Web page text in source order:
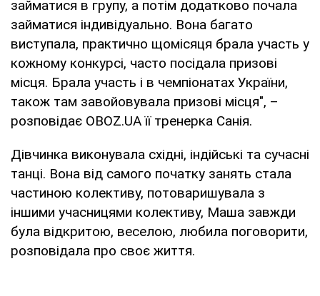
займатися в групу, а потім додатково почала
займатися індивідуально. Вона багато
виступала, практично щомісяця брала участь у
кожному конкурсі, часто посідала призові
місця. Брала участь і в чемпіонатах України,
також там завойовувала призові місця", –
розповідає OBOZ.UA її тренерка Санія.
Дівчинка виконувала східні, індійські та сучасні
танці. Вона від самого початку занять стала
частиною колективу, потоваришувала з
іншими учасницями колективу, Маша завжди
була відкритою, веселою, любила поговорити,
розповідала про своє життя.